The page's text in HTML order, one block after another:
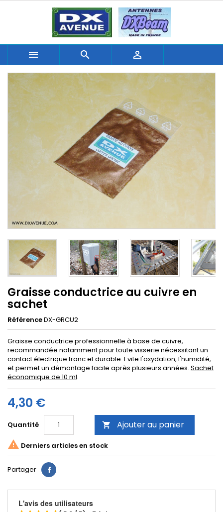
  
Graisse conductrice au cuivre en
sachet
RéférenceDX-GRCU2
Graisse conductrice professionnelle à base de cuivre,
recommandée notamment pour toute visserie nécessitant un
contact électrique franc et durable. Evite l'oxydation, l'humidité,
et permet un démontage facile après plusieurs années. Sachet
économique de 10 ml.
4,30 €
Quantité  Ajouter au panier
 Derniers articles en stock
Partager
L'avis des utilisateurs